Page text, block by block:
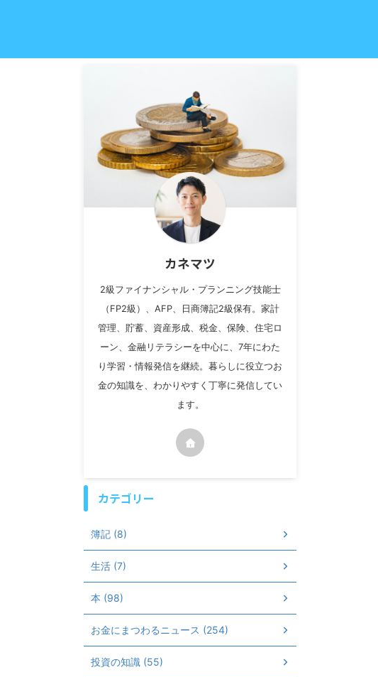
カネマツ
2級ファイナンシャル・プランニング技能士
（FP2級）、AFP、日商簿記2級保有。家計
管理、貯蓄、資産形成、税金、保険、住宅ロ
ーン、金融リテラシーを中心に、7年にわた
り学習・情報発信を継続。暮らしに役立つお
金の知識を、わかりやすく丁寧に発信してい
ます。
カテゴリー
簿記 (8)
生活 (7)
本 (98)
お金にまつわるニュース (254)
投資の知識 (55)